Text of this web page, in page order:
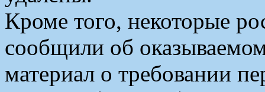
Кроме того, некоторые
сообщили об
материал о требовании